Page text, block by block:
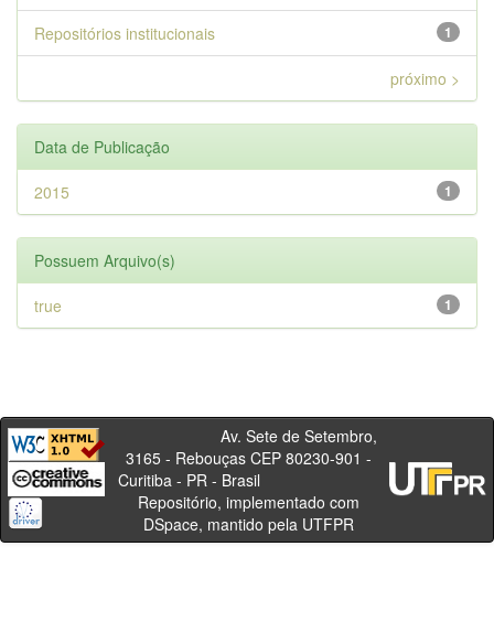
1
Repositórios institucionais
próximo >
Data de Publicação
1
2015
Possuem Arquivo(s)
1
true
Av. Sete de Setembro,
3165 - Rebouças CEP 80230-901 -
Curitiba - PR - Brasil
Repositório, implementado com
DSpace, mantido pela UTFPR